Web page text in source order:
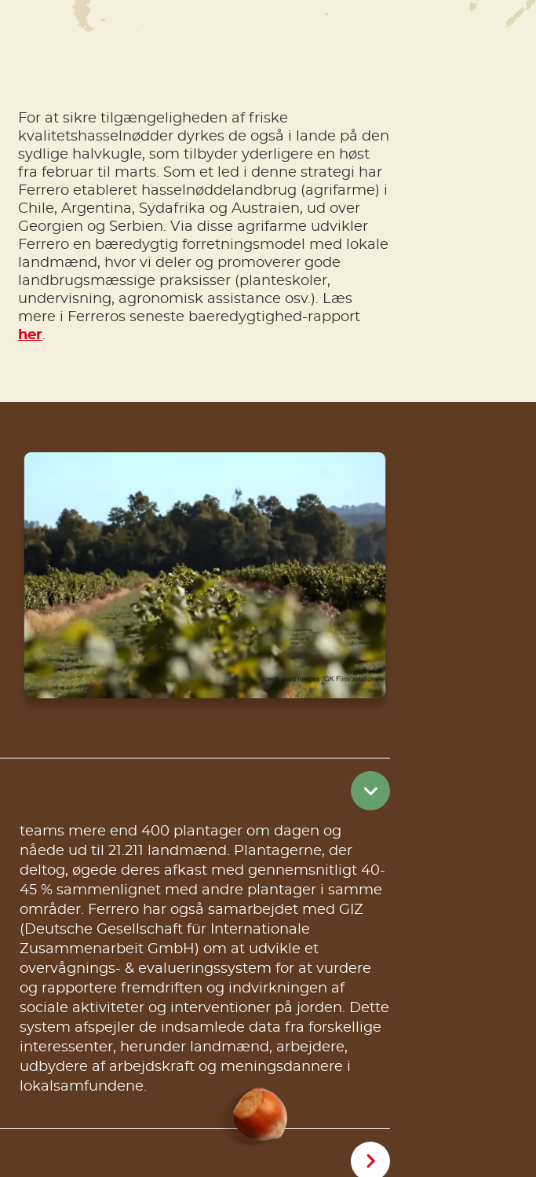
For at sikre tilgængeligheden af friske
kvalitetshasselnødder dyrkes de også i lande på den
sydlige halvkugle, som tilbyder yderligere en høst
fra februar til marts. Som et led i denne strategi har
Ferrero etableret hasselnøddelandbrug (agrifarme) i
Chile, Argentina, Sydafrika og Austraien, ud over
Georgien og Serbien. Via disse agrifarme udvikler
Ferrero en bæredygtig forretningsmodel med lokale
landmænd, hvor vi deler og promoverer gode
landbrugsmæssige praksisser (planteskoler,
undervisning, agronomisk assistance osv.). Læs
mere i Ferreros seneste baeredygtighed-rapport
her.
lokalsamfundene.